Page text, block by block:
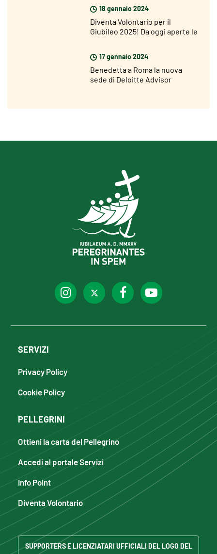
18 gennaio 2024
Diventa Volontario per il
Giubileo 2025! Da oggi aperte le
17 gennaio 2024
Benedetta a Roma la nuova
sede di Deloitte Advisor
SERVIZI
Privacy Policy
Cookie Policy
PELLEGRINI
Ottieni la carta del Pellegrino
Accedi al portale Servizi
Info Point
Diventa Volontario
SUPPORTERS E LICENZIATARI UFFICIALI DEL LOGO DEL